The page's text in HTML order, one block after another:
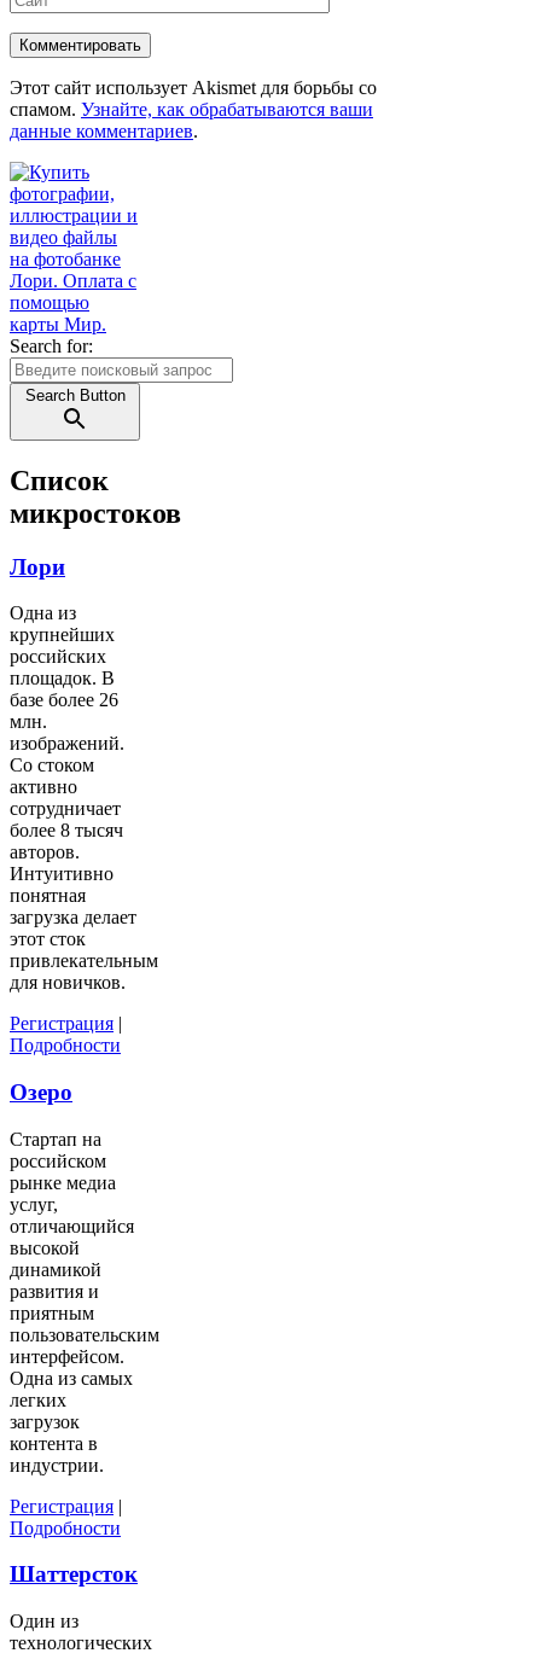
Этот сайт использует Akismet для борьбы со
спамом. Узнайте, как обрабатываются ваши
данные комментариев.
Search for:
Search Button
Список
микростоков
Лори
Одна из
крупнейших
российских
площадок. В
базе более 26
млн.
изображений.
Со стоком
активно
сотрудничает
более 8 тысяч
авторов.
Интуитивно
понятная
загрузка делает
этот сток
привлекательным
для новичков.
Регистрация |
Подробности
Озеро
Стартап на
российском
рынке медиа
услуг,
отличающийся
высокой
динамикой
развития и
приятным
пользовательским
интерфейсом.
Одна из самых
легких
загрузок
контента в
индустрии.
Регистрация |
Подробности
Шаттерсток
Один из
технологических